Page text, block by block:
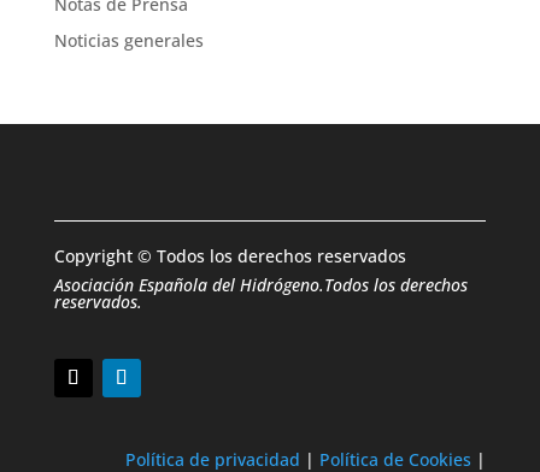
Noticias generales
Copyright © Todos los derechos reservados
Asociación Española del Hidrógeno.Todos los derechos
reservados.
Política de privacidad | Política de Cookies |